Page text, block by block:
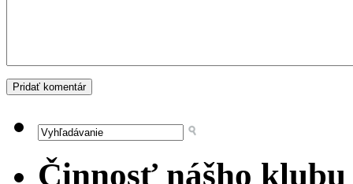
Činnosť nášho